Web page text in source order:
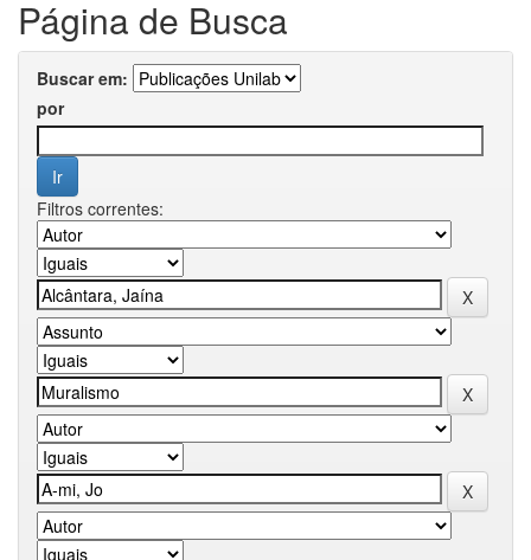
Página de Busca
Buscar em:
por
Filtros correntes: